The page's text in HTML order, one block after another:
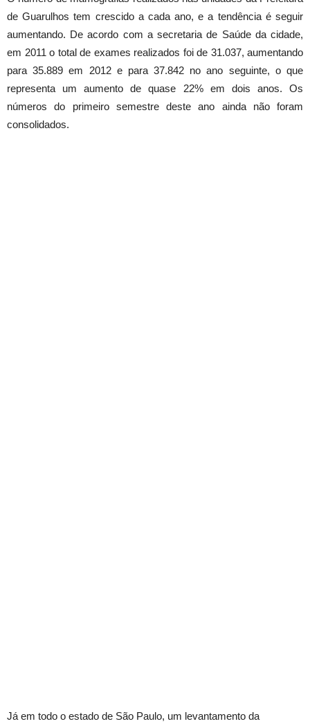
de Guarulhos tem crescido a cada ano, e a tendência é seguir
aumentando. De acordo com a secretaria de Saúde da cidade,
em 2011 o total de exames realizados foi de 31.037, aumentando
para 35.889 em 2012 e para 37.842 no ano seguinte, o que
representa um aumento de quase 22% em dois anos. Os
números do primeiro semestre deste ano ainda não foram
consolidados.
Já em todo o estado de São Paulo, um levantamento da